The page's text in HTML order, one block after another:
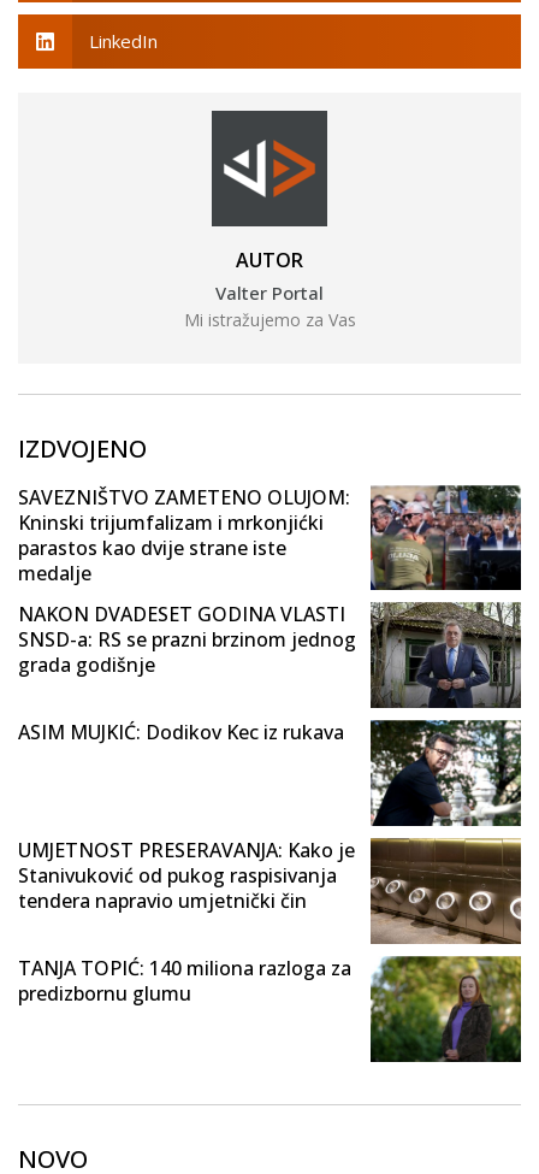
LinkedIn
AUTOR
Valter Portal
Mi istražujemo za Vas
IZDVOJENO
SAVEZNIŠTVO ZAMETENO OLUJOM:
Kninski trijumfalizam i mrkonjićki
parastos kao dvije strane iste
medalje
NAKON DVADESET GODINA VLASTI
SNSD-a: RS se prazni brzinom jednog
grada godišnje
ASIM MUJKIĆ: Dodikov Kec iz rukava
UMJETNOST PRESERAVANJA: Kako je
Stanivuković od pukog raspisivanja
tendera napravio umjetnički čin
TANJA TOPIĆ: 140 miliona razloga za
predizbornu glumu
NOVO